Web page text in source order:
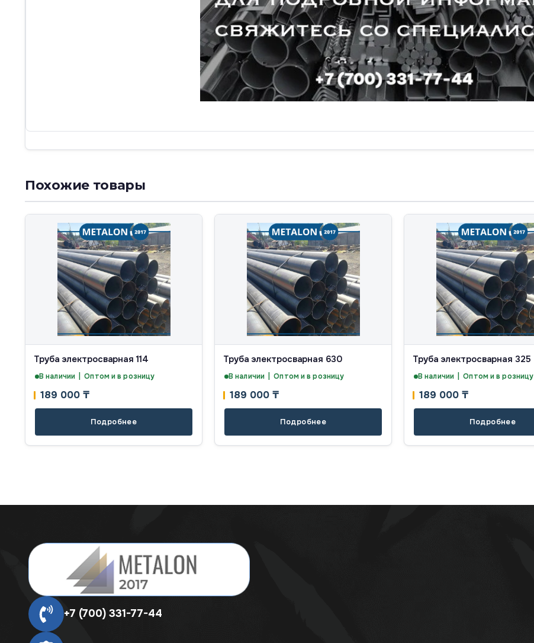
Похожие товары
Труба электросварная 114
В наличии | Оптом и в розницу
189 000 ₸
Подробнее
Труба электросварная 630
В наличии | Оптом и в розницу
189 000 ₸
Подробнее
Труба электросварная 325
В наличии | Оптом и в розницу
189 000 ₸
Подробнее
+7 (700) 331-77-44